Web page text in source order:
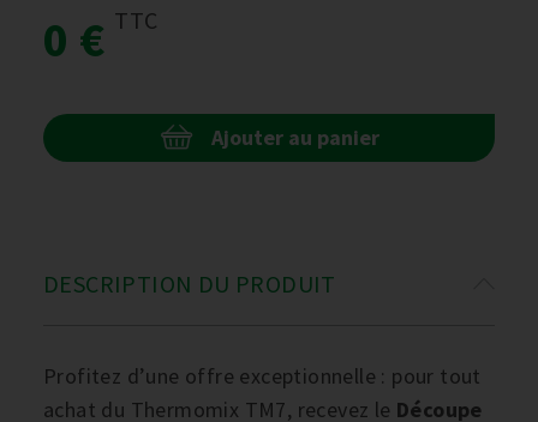
0 € TTC
Ajouter au panier
DESCRIPTION DU PRODUIT
Profitez d’une offre exceptionnelle : pour tout
achat du Thermomix TM7, recevez le Découpe